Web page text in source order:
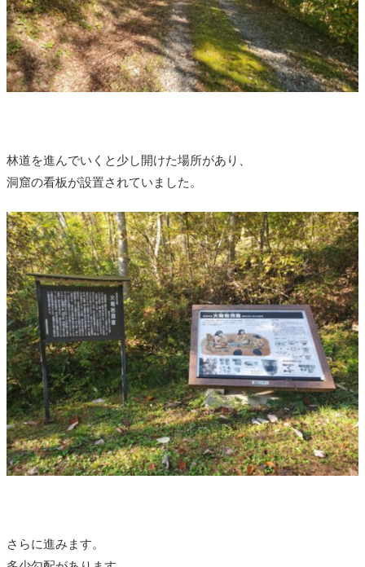
林道を進んでいくと少し開けた場所があり、
洞窟の看板が設置されていました。
さらに進みます。